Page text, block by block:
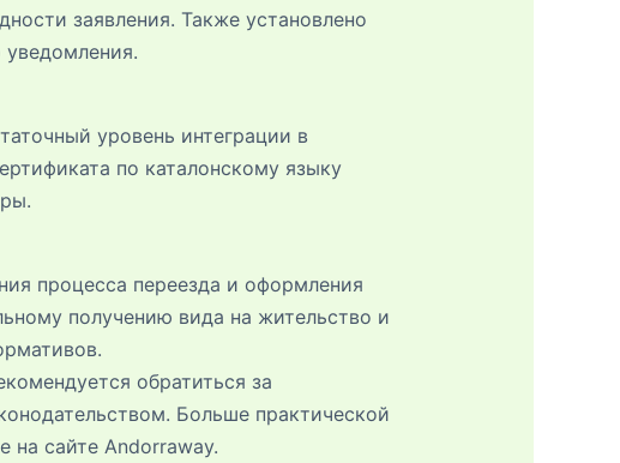
заявления. Также установлено
уровень интеграции в
по каталонскому языку
процесса переезда и оформления
получению вида на жительство и
обратиться за
Больше практической
на сайте Andorraway.